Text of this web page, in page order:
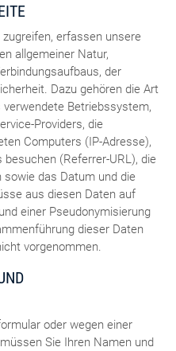
erfassen unsere
allgemeiner Natur,
der
Dazu gehören die Art
Betriebssystem,
Providers, die
Computers (IP-Adresse),
(Referrer-URL), die
sowie das Datum und die
aus diesen Daten auf
einer Pseudonymisierung
dieser Daten
vorgenommen.
oder wegen einer
Sie Ihren Namen und